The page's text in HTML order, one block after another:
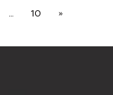
... 10 »